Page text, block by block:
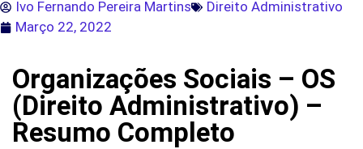
Ivo Fernando Pereira Martins
Direito Administrativo
Março 22, 2022
Organizações Sociais – OS
(Direito Administrativo) –
Resumo Completo